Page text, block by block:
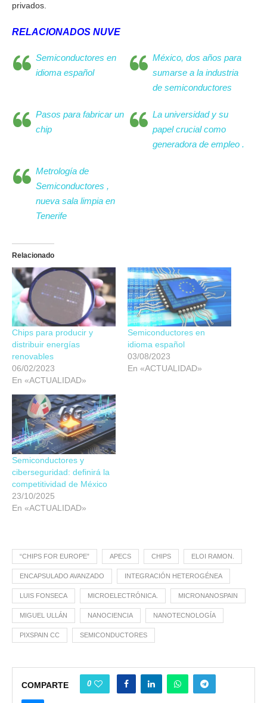
privados.
RELACIONADOS NUVE
Semiconductores en
idioma español
México, dos años para
sumarse a la industria
de semiconductores
Pasos para fabricar un
chip
La universidad y su
papel crucial como
generadora de empleo .
Metrología de
Semiconductores ,
nueva sala limpia en
Tenerife
Relacionado
Chips para producir y
distribuir energías
renovables
06/02/2023
En «ACTUALIDAD»
Semiconductores en
idioma español
03/08/2023
En «ACTUALIDAD»
Semiconductores y
ciberseguridad: definirá la
competitividad de México
23/10/2025
En «ACTUALIDAD»
“CHIPS FOR EUROPE” APECS CHIPS ELOI RAMON.
ENCAPSULADO AVANZADO INTEGRACIÓN HETEROGÉNEA
LUIS FONSECA MICROELECTRÓNICA. MICRONANOSPAIN
MIGUEL ULLÁN NANOCIENCIA NANOTECNOLOGÍA
PIXSPAIN CC SEMICONDUCTORES
COMPARTE 0